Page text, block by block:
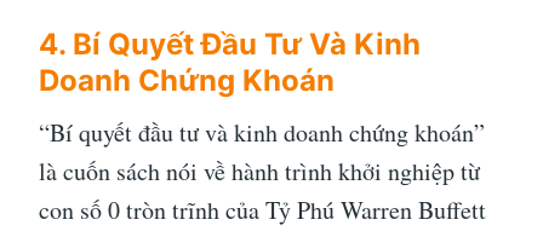
4. Bí Quyết Đầu Tư Và Kinh
Doanh Chứng Khoán
“Bí quyết đầu tư và kinh doanh chứng khoán”
là cuốn sách nói về hành trình khởi nghiệp từ
con số 0 tròn trĩnh của Tỷ Phú Warren Buffett